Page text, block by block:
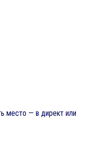
место — в директ или